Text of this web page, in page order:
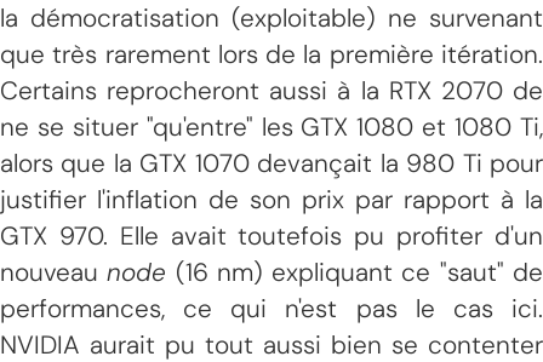
la démocratisation (exploitable) ne survenant
que très rarement lors de la première itération.
Certains reprocheront aussi à la RTX 2070 de
ne se situer "qu'entre" les GTX 1080 et 1080 Ti,
alors que la GTX 1070 devançait la 980 Ti pour
justifier l'inflation de son prix par rapport à la
GTX 970. Elle avait toutefois pu profiter d'un
nouveaunode (16 nm) expliquant ce "saut" de
performances, ce qui n'est pas le cas ici.
NVIDIA aurait pu tout aussi bien se contenter